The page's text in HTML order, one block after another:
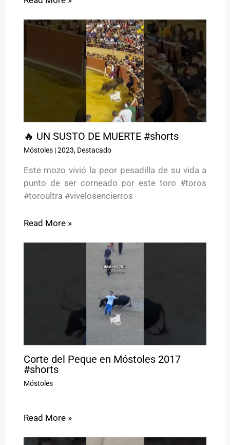
🔥 UN SUSTO DE MUERTE #shorts
Móstoles|2023, Destacado
Este mozo vivió la peor pesadilla de su vida a
punto de ser corneado por este toro #toros
#toroultra #vivelosencierros
Read More »
Corte del Peque en Móstoles 2017
#shorts
Móstoles
Read More »